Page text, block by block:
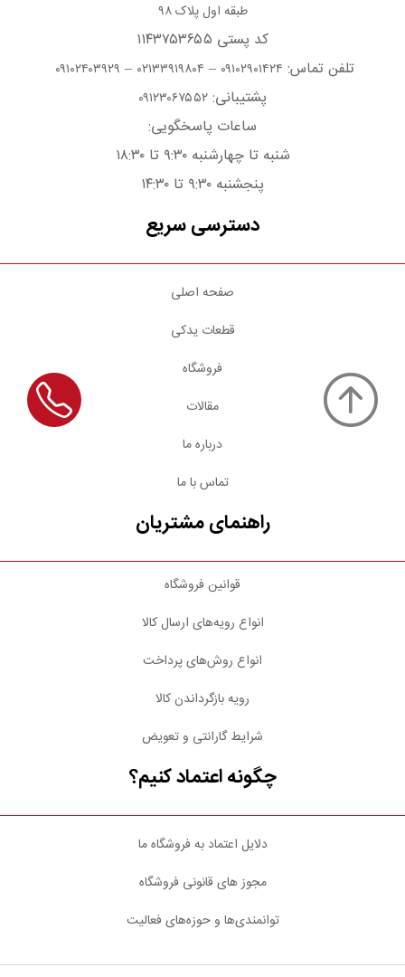
طبقه اول پلاک ۹۸
کد پستی ۱۱۴۳۷۵۳۶۵۵
تلفن تماس: ۰۹۱۰۲۹۰۱۴۲۴ – ۰۲۱۳۳۹۱۹۸۰۴ – ۰۹۱۰۲۴۰۳۹۲۹
پشتیبانی: ۰۹۱۲۳۰۶۷۵۵۲
ساعات پاسخگویی:
شنبه تا چهارشنبه ۹:۳۰ تا ۱۸:۳۰
پنجشنبه ۹:۳۰ تا ۱۴:۳۰
دسترسی سریع
صفحه اصلی
قطعات یدکی
فروشگاه
مقالات
درباره ما
تماس با ما
راهنمای مشتریان
قوانین فروشگاه
انواع رویه‌های ارسال کالا
انواع روش‌های پرداخت
رویه بازگرداندن کالا
شرایط گارانتی و تعویض
چگونه اعتماد کنیم؟
دلایل اعتماد به فروشگاه ما
مجوز های قانونی فروشگاه
توانمندی‌ها و حوزه‌های فعالیت